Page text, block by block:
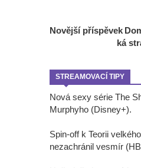
Novější příspěvek
ká
STREAMOVACÍ TIPY
Nová sexy série The
Murphyho (Disney+).
Spin-off k Teorii
nezachránil vesmír